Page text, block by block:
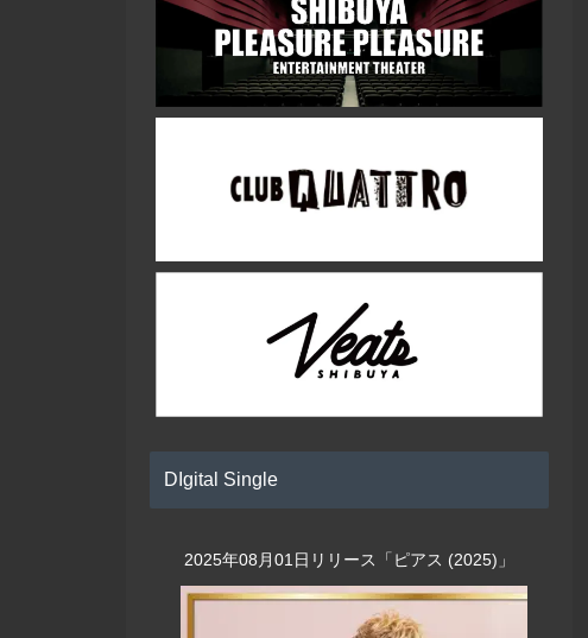
DIgital Single
2025年08月01日リリース「ピアス (2025)」